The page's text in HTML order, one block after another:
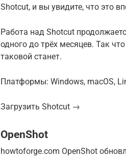
Shotcut, и вы увидите, что это
Работа над Shotcut
одного до трёх месяцев. Так
таковой станет.
Платформы: Windows, macOS,
Загрузить Shotcut →
OpenShot
howtoforge.com OpenShot